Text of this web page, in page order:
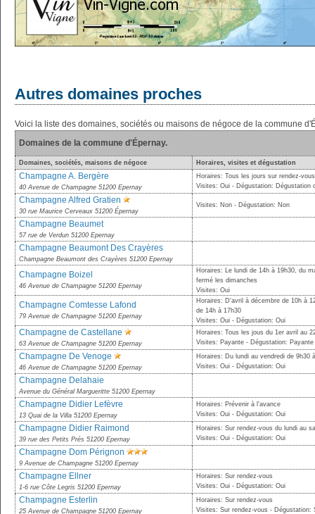
Autres domaines proches
Voici la liste des domaines, sociétés ou maisons de négoce de la commune
Domaines de la commune d'Épernay.
Domaines, sociétés, maisons de négoce Horaires, visites et dégustation
Champagne A. Bergère
40 Avenue de Champagne 51200 Epernay
Horaires: Tous les jours sur rendez-vous
Visites: Oui - Dégustation: Dégustation
Champagne Alfred Gratien
30 rue Maurice Cerveaux 51200 Épernay
Visites: Non - Dégustation: Non
Champagne Beaumet
57 rue de Verdun 51200 Epernay
Champagne Beaumont Des Crayères
Champagne Beaumont des Crayères 51200 Epernay
Champagne Boizel
46 Avenue de Champagne 51200 Epernay
Horaires: Le lundi de 14h à 19h30, du
fermé les dimanches
Visites: Oui
Champagne Comtesse Lafond
79 Avenue de Champagne 51200 Epernay
Horaires: D'avril à décembre de 10h à
de 14h à 17h30
Visites: Oui - Dégustation: Oui
Champagne de Castellane
63 Avenue de Champagne 51200 Epernay
Horaires: Tous les jous du 1er avril au
Visites: Payante - Dégustation: Payante
Champagne De Venoge
46 Avenue de Champagne 51200 Epernay
Horaires: Du lundi au vendredi de 9h30
Visites: Oui - Dégustation: Oui
Champagne Delahaie
Avenue du Général Margueritte 51200 Epernay
Champagne Didier Lefèvre
13 Quai de la Villa 51200 Epernay
Horaires: Prévenir à l'avance
Visites: Oui - Dégustation: Oui
Champagne Didier Raimond
39 rue des Petits Prés 51200 Epernay
Horaires: Sur rendez-vous du lundi au
Visites: Oui - Dégustation: Oui
Champagne Dom Pérignon
9 Avenue de Champagne 51200 Epernay
Champagne Ellner
1-6 rue Côte Legris 51200 Epernay
Horaires: Sur rendez-vous
Visites: Oui - Dégustation: Oui
Champagne Esterlin
25 Avenue de Champagne 51200 Epernay
Horaires: Sur rendez-vous
Visites: Sur rendez-vous - Dégustation: